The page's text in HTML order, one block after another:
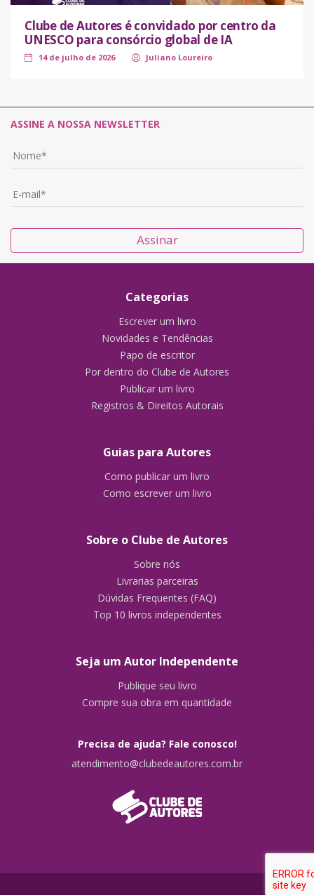
Clube de Autores é convidado por centro da
UNESCO para consórcio global de IA
14 de julho de 2026 Juliano Loureiro
ASSINE A NOSSA NEWSLETTER
Assinar
Categorias
Escrever um livro
Novidades e Tendências
Papo de escritor
Por dentro do Clube de Autores
Publicar um livro
Registros & Direitos Autorais
Guias para Autores
Como publicar um livro
Como escrever um livro
Sobre o Clube de Autores
Sobre nós
Livrarias parceiras
Dúvidas Frequentes (FAQ)
Top 10 livros independentes
Seja um Autor Independente
Publique seu livro
Compre sua obra em quantidade
Precisa de ajuda? Fale conosco!
atendimento@clubedeautores.com.br